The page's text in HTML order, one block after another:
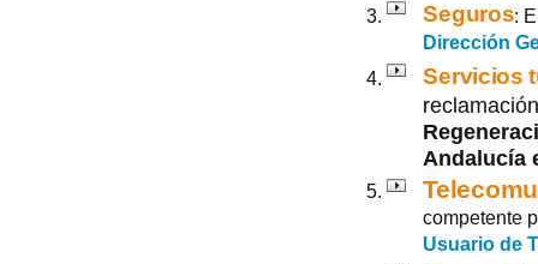
Seguros:
Dirección
Servicios
Andalucía
competente
Usuario de